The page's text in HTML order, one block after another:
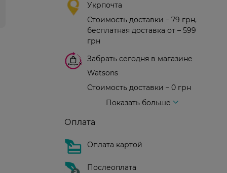
Укрпочта
Стоимость доставки – 79 грн,
бесплатная доставка от – 599
грн
Забрать сегодня в магазине
Watsons
Стоимость доставки – 0 грн
Показать больше
Оплата
Оплата картой
Послеоплата